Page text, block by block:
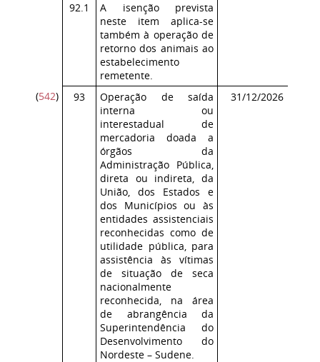
92.1
A isenção prevista
neste item aplica-se
também à operação de
retorno dos animais ao
estabelecimento
remetente.
(542) 93
Operação de saída
interna ou
interestadual de
mercadoria doada a
órgãos da
Administração Pública,
direta ou indireta, da
União, dos Estados e
dos Municípios ou às
entidades assistenciais
reconhecidas como de
utilidade pública, para
assistência às vítimas
de situação de seca
nacionalmente
reconhecida, na área
de abrangência da
Superintendência do
Desenvolvimento do
Nordeste – Sudene.
31/12/2026